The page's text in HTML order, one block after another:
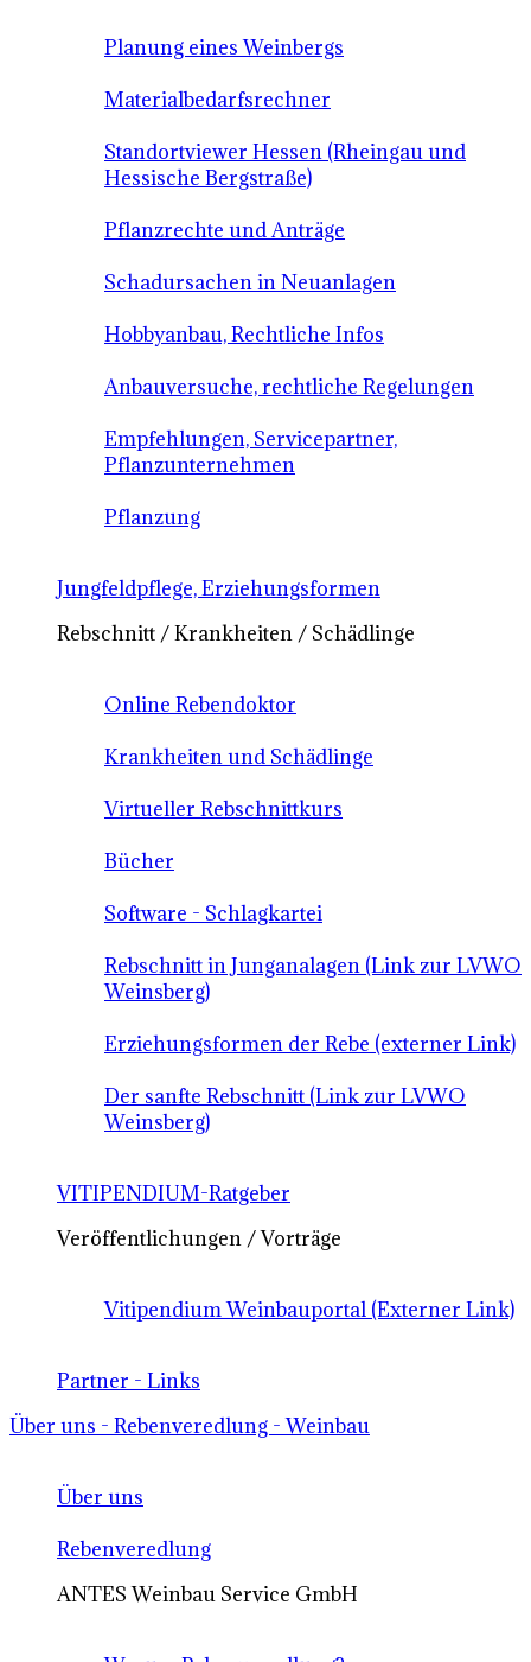
Planung eines Weinbergs
Materialbedarfsrechner
Standortviewer Hessen (Rheingau und
Hessische Bergstraße)
Pflanzrechte und Anträge
Schadursachen in Neuanlagen
Hobbyanbau, Rechtliche Infos
Anbauversuche, rechtliche Regelungen
Empfehlungen, Servicepartner,
Pflanzunternehmen
Pflanzung
Jungfeldpflege, Erziehungsformen
Rebschnitt / Krankheiten / Schädlinge
Online Rebendoktor
Krankheiten und Schädlinge
Virtueller Rebschnittkurs
Bücher
Software - Schlagkartei
Rebschnitt in Junganalagen (Link zur LVWO
Weinsberg)
Erziehungsformen der Rebe (externer Link)
Der sanfte Rebschnitt (Link zur LVWO
Weinsberg)
VITIPENDIUM-Ratgeber
Veröffentlichungen / Vorträge
Vitipendium Weinbauportal (Externer Link)
Partner - Links
Über uns - Rebenveredlung - Weinbau
Über uns
Rebenveredlung
ANTES Weinbau Service GmbH